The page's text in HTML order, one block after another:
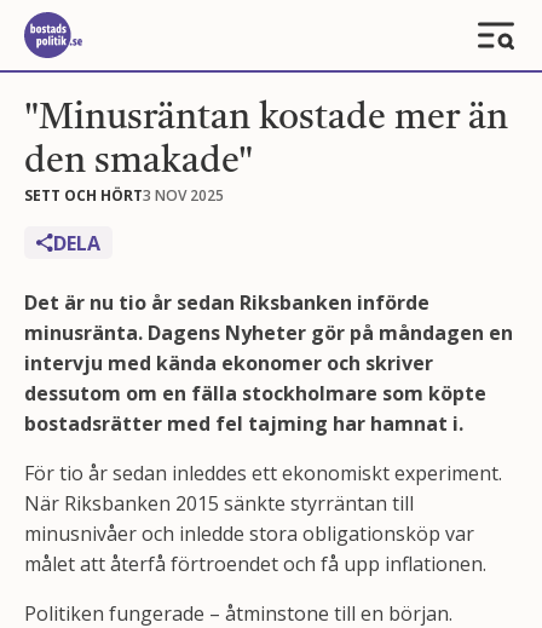
"Minusräntan kostade mer än
den smakade"
SETT OCH HÖRT3 NOV 2025
DELA
Det är nu tio år sedan Riksbanken införde
minusränta. Dagens Nyheter gör på måndagen en
intervju med kända ekonomer och skriver
dessutom om en fälla stockholmare som köpte
bostadsrätter med fel tajming har hamnat i.
För tio år sedan inleddes ett ekonomiskt experiment.
När Riksbanken 2015 sänkte styrräntan till
minusnivåer och inledde stora obligationsköp var
målet att återfå förtroendet och få upp inflationen.
Politiken fungerade – åtminstone till en början.